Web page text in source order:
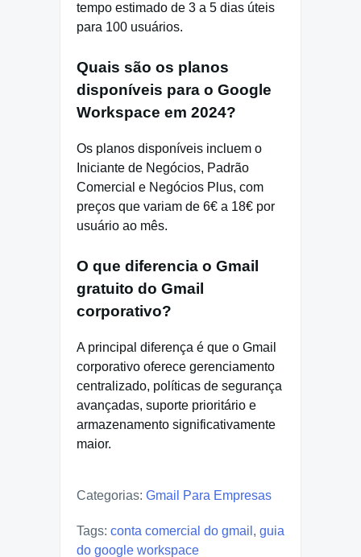
tempo estimado de 3 a 5 dias úteis
para 100 usuários.
Quais são os planos
disponíveis para o Google
Workspace em 2024?
Os planos disponíveis incluem o
Iniciante de Negócios, Padrão
Comercial e Negócios Plus, com
preços que variam de 6€ a 18€ por
usuário ao mês.
O que diferencia o Gmail
gratuito do Gmail
corporativo?
A principal diferença é que o Gmail
corporativo oferece gerenciamento
centralizado, políticas de segurança
avançadas, suporte prioritário e
armazenamento significativamente
maior.
Categorias: Gmail Para Empresas
Tags: conta comercial do gmail , guia
do google workspace